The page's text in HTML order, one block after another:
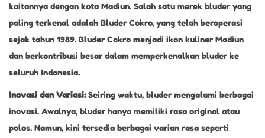
kaitannya dengan kota Madiun. Salah satu merek bluder yang
paling terkenal adalah Bluder Cokro, yang telah beroperasi
sejak tahun 1989. Bluder Cokro menjadi ikon kuliner Madiun
dan berkontribusi besar dalam memperkenalkan bluder ke
seluruh Indonesia.
Inovasi dan Variasi:Seiring waktu, bluder mengalami berbagai
inovasi. Awalnya, bluder hanya memiliki rasa original atau
polos. Namun, kini tersedia berbagai varian rasa seperti